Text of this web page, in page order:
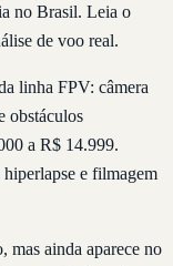
no Brasil. Leia o
de voo real.
linha FPV: câmera
obstáculos
a R$ 14.999.
e filmagem
mas ainda aparece no